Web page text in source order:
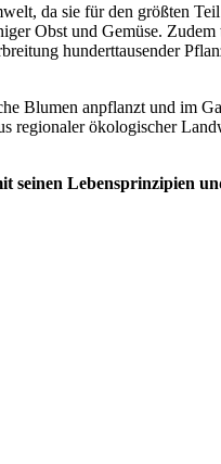
da sie für den größten
Obst und Gemüse. Zudem
hunderttausender
Blumen anpflanzt und im
regionaler ökologischer
seinen Lebensprinzipien